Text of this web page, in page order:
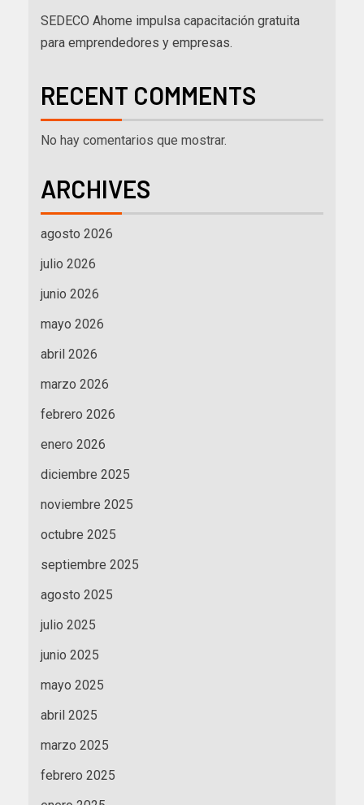
SEDECO Ahome impulsa capacitación gratuita
para emprendedores y empresas.
RECENT COMMENTS
No hay comentarios que mostrar.
ARCHIVES
agosto 2026
julio 2026
junio 2026
mayo 2026
abril 2026
marzo 2026
febrero 2026
enero 2026
diciembre 2025
noviembre 2025
octubre 2025
septiembre 2025
agosto 2025
julio 2025
junio 2025
mayo 2025
abril 2025
marzo 2025
febrero 2025